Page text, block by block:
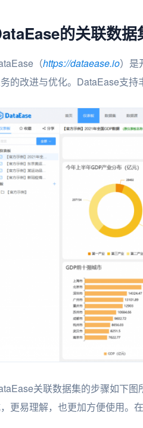
的关联数据
（https://dataease.io）是
的改进与优化。DataEase支持
关联数据集的步骤如下
更易理解，也更加方便使用。